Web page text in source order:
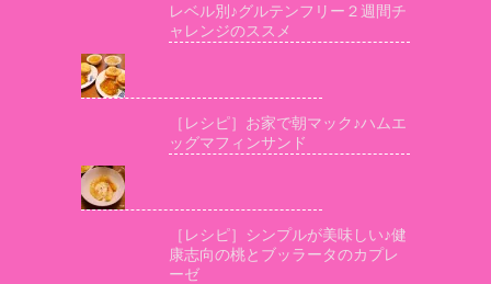
レベル別♪グルテンフリー２週間チ
ャレンジのススメ
［レシピ］お家で朝マック♪ハムエ
ッグマフィンサンド
［レシピ］シンプルが美味しい♪健
康志向の桃とブッラータのカプレ
ーゼ